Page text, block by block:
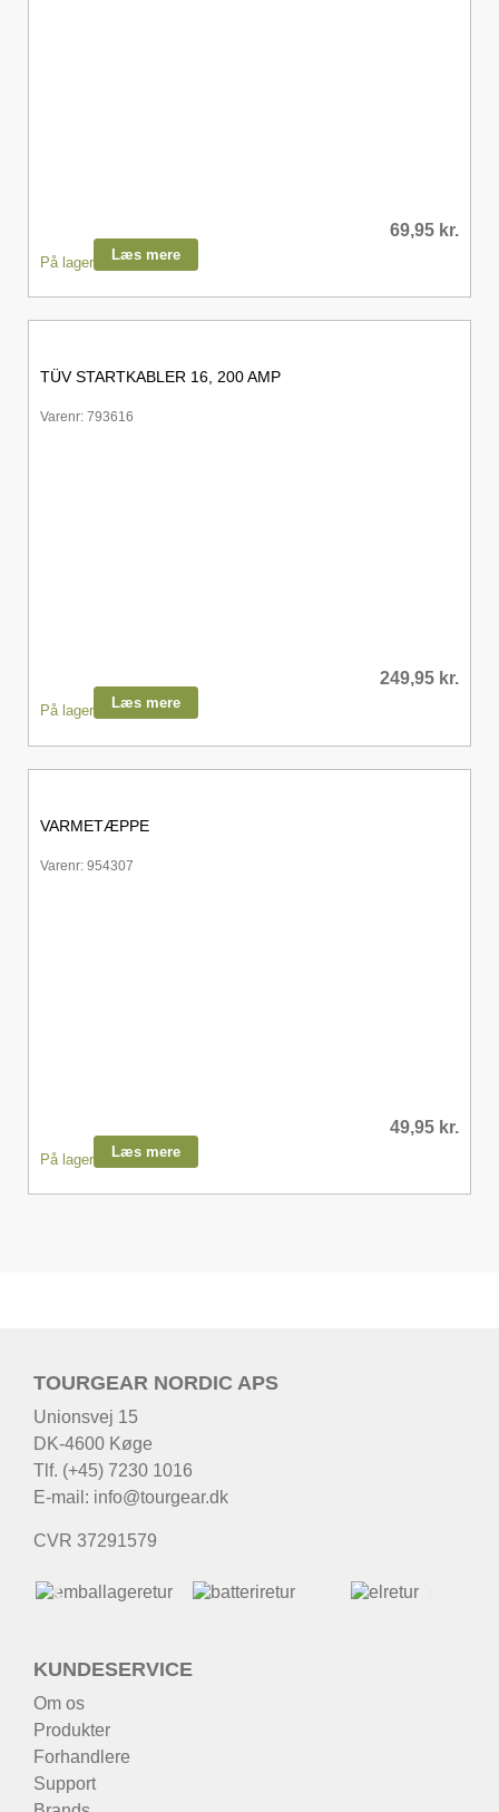
69,95 kr.
På lager Læs mere
TÜV STARTKABLER 16, 200 AMP
Varenr: 793616
249,95 kr.
På lager Læs mere
VARMETÆPPE
Varenr: 954307
49,95 kr.
På lager Læs mere
TOURGEAR NORDIC APS
Unionsvej 15
DK-4600 Køge
Tlf. (+45) 7230 1016
E-mail: info@tourgear.dk
CVR 37291579
KUNDESERVICE
Om os
Produkter
Forhandlere
Support